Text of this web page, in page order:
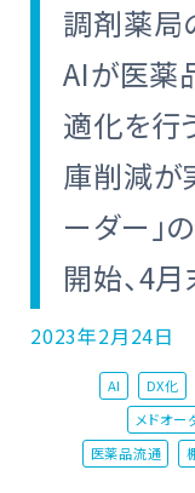
調剤薬局
AIが医薬
適化を行
庫削減が
ーダー」
開始、4
2023年2月24日
AI DX化
メドオー
医薬品流通